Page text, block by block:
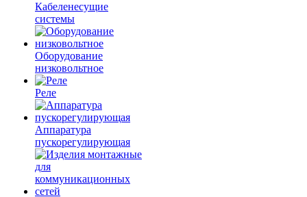
Кабеленесущие
системы
Оборудование
низковольтное
Реле
Аппаратура
пускорегулирующая